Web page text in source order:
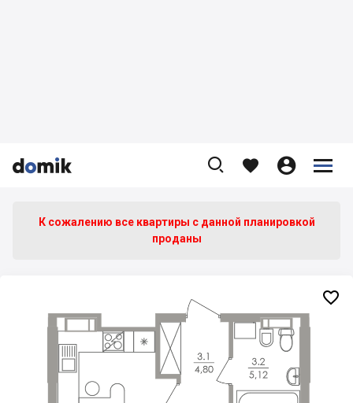


    


К сожалению все квартиры c данной планировкой
проданы
